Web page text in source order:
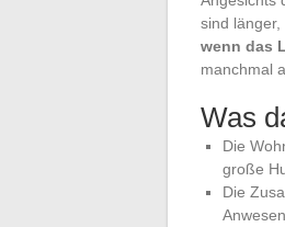
sind
wenn das
manchmal
Was
Die
große
Die